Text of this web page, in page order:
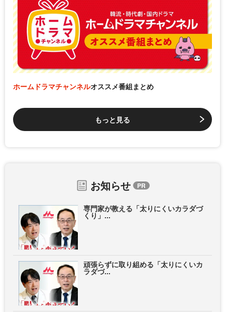
ホームドラマチャンネルオススメ番組まとめ
もっと見る
お知らせ
専門家が教える「太りにくいカラダづ
くり」...
頑張らずに取り組める「太りにくいカ
ラダづ...